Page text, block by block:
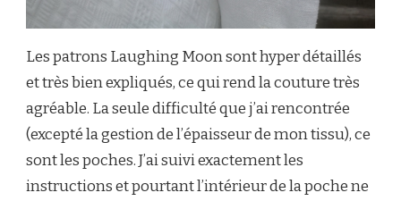
Les patrons Laughing Moon sont hyper détaillés
et très bien expliqués, ce qui rend la couture très
agréable. La seule difficulté que j’ai rencontrée
(excepté la gestion de l’épaisseur de mon tissu), ce
sont les poches. J’ai suivi exactement les
instructions et pourtant l’intérieur de la poche ne